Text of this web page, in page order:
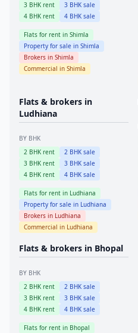
3 BHK rent 3 BHK sale
4 BHK rent 4 BHK sale
Flats for rent in Shimla
Property for sale in Shimla
Brokers in Shimla
Commercial in Shimla
Flats & brokers in
Ludhiana
BY BHK
2 BHK rent 2 BHK sale
3 BHK rent 3 BHK sale
4 BHK rent 4 BHK sale
Flats for rent in Ludhiana
Property for sale in Ludhiana
Brokers in Ludhiana
Commercial in Ludhiana
Flats & brokers in Bhopal
BY BHK
2 BHK rent 2 BHK sale
3 BHK rent 3 BHK sale
4 BHK rent 4 BHK sale
Flats for rent in Bhopal